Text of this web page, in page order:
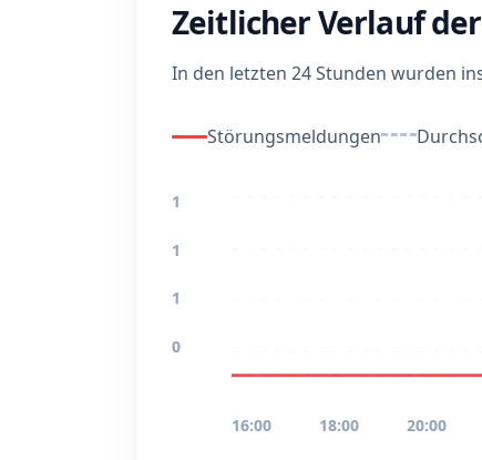
Zeitlicher Verlauf
In den letzten 24 Stunden wurden
Störungsmeldungen
1
1
1
0
16:00 18:00 20:00